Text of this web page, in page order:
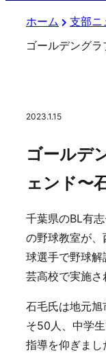
ホーム 支部ニ
2023.1.15
ゴールデ
ェンド〜
千葉県のBL有
の野球教室が
球選手で野球
芸高校で実施さ
石毛氏は地元旭
そ50人、中学
指導を仰ぎまし